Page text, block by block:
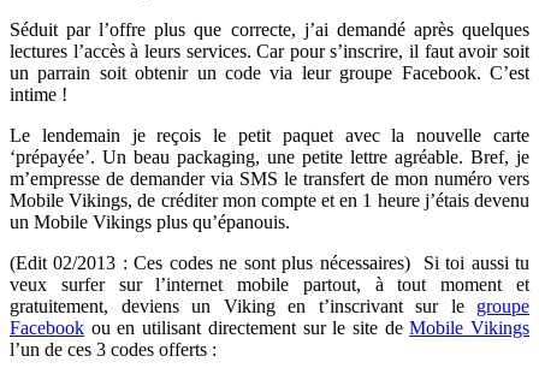
Séduit par l’offre plus que correcte, j’ai demandé après quelques
lectures l’accès à leurs services. Car pour s’inscrire, il faut avoir soit
un parrain soit obtenir un code via leur groupe Facebook. C’est
intime !
Le lendemain je reçois le petit paquet avec la nouvelle carte
‘prépayée’. Un beau packaging, une petite lettre agréable. Bref, je
m’empresse de demander via SMS le transfert de mon numéro vers
Mobile Vikings, de créditer mon compte et en 1 heure j’étais devenu
un Mobile Vikings plus qu’épanouis.
(Edit 02/2013 : Ces codes ne sont plus nécessaires) Si toi aussi tu
veux surfer sur l’internet mobile partout, à tout moment et
gratuitement, deviens un Viking en t’inscrivant sur le groupe
Facebook ou en utilisant directement sur le site deMobile Vikings
l’un de ces 3 codes offerts :